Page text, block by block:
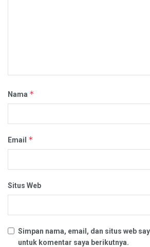
Nama *
Email *
Situs Web
Simpan nama, email, dan situs web
untuk komentar saya berikutnya.